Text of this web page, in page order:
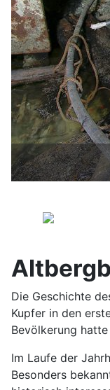
Die Geschichte
Kupfer in den
Bevölkerung
Im Laufe der
Besonders